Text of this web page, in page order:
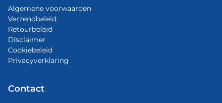
Algemene voorwaarden
Verzendbeleid
Retourbeleid
Disclaimer
Cookiebeleid
Privacyverklaring
Contact